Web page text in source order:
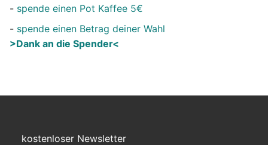
- spende einen Pot Kaffee 5€
- spende einen Betrag deiner Wahl
>Dank an die Spender<
kostenloser Newsletter